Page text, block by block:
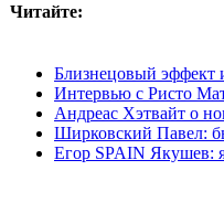
Читайте:
Близнецовый эффект
Интервью с Ристо
Андреас Хэтвайт о
Ширковский Павел:
Егор SPAIN Якушев: